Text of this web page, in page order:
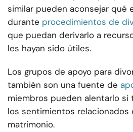
similar pueden aconsejar qué
durante procedimientos de
que puedan derivarlo a
les hayan sido útiles.
Los grupos de apoyo para
también son una fuente de
miembros pueden alentarlo si
los sentimientos relacionados
matrimonio.